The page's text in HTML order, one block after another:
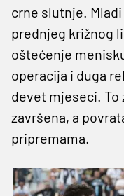
crne slutnje.
prednjeg križnog
oštećenje
operacija i duga
devet mjeseci. To
završena, a
pripremama.